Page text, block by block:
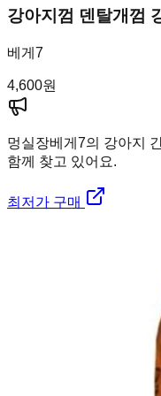
강아지껌 덴탈개껌
베게7
4,600원
멍실장베게7의 강아지
함께 찾고 있어요.
최저가 구매